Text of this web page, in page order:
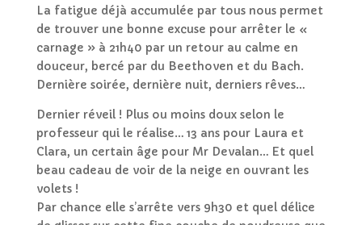
La fatigue déjà accumulée par tous nous permet
de trouver une bonne excuse pour arrêter le «
carnage » à 21h40 par un retour au calme en
douceur, bercé par du Beethoven et du Bach.
Dernière soirée, dernière nuit, derniers rêves…
Dernier réveil ! Plus ou moins doux selon le
professeur qui le réalise… 13 ans pour Laura et
Clara, un certain âge pour Mr Devalan… Et quel
beau cadeau de voir de la neige en ouvrant les
volets !
Par chance elle s’arrête vers 9h30 et quel délice